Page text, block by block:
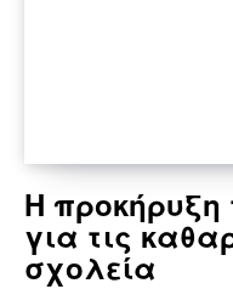
Η προκήρυξη
για τις
σχολεία